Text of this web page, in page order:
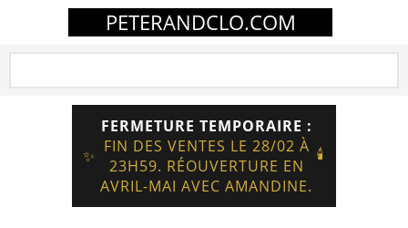
PETERANDCLO.COM
✨
FERMETURE TEMPORAIRE :
FIN DES VENTES LE 28/02 À
23H59. RÉOUVERTURE EN
AVRIL-MAI AVEC AMANDINE.
🕯️